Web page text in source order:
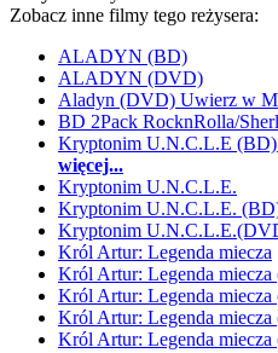
Zobacz inne filmy tego reżysera:
ALADYN (BD)
ALADYN (DVD)
Aladyn (DVD) Uwierz w
BD 2Pack RocknRolla/
Kryptonim U.N.C.L.E (BD)
więcej...
Kryptonim U.N.C.L.E.
Kryptonim U.N.C.L.E.
Kryptonim
Król Artur: Legenda miecza
Król Artur: Legenda
Król Artur: Legenda
Król Artur: Legenda
Król Artur: Legenda